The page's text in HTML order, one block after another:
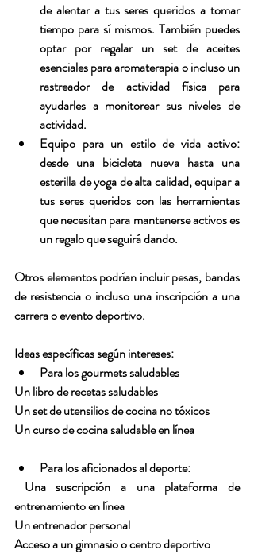
de alentar a tus seres queridos a tomar
tiempo para sí mismos. También puedes
optar por regalar un set de aceites
esenciales para aromaterapia o incluso un
rastreador de actividad física para
ayudarles a monitorear sus niveles de
actividad.
Equipo para un estilo de vida activo:
desde una bicicleta nueva hasta una
esterilla de yoga de alta calidad, equipar a
tus seres queridos con las herramientas
que necesitan para mantenerse activos es
un regalo que seguirá dando.
Otros elementos podrían incluir pesas, bandas
de resistencia o incluso una inscripción a una
carrera o evento deportivo.
Ideas específicas según intereses:
Para los gourmets saludables
Un libro de recetas saludables
Un set de utensilios de cocina no tóxicos
Un curso de cocina saludable en línea
Para los aficionados al deporte:
Una suscripción a una plataforma de
entrenamiento en línea
Un entrenador personal
Acceso a un gimnasio o centro deportivo